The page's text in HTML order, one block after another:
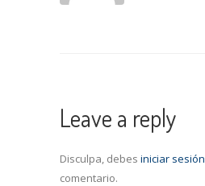
Leave a reply
Disculpa, debes iniciar sesión
comentario.